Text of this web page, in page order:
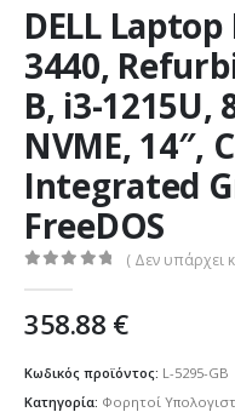
DELL
3440,
B, i3-1215U,
NVME, 14″,
Integrated
FreeDOS
( Δεν υπάρχει
358.88 €
Κωδικός προϊόντος: L-5295-GB
Κατηγορία: Φορητοί